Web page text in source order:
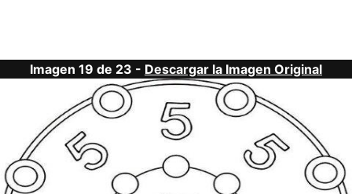
Imagen 19 de 23 - Descargar la Imagen Original